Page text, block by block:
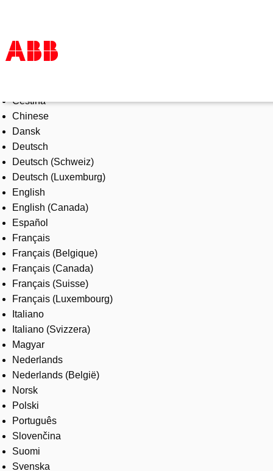
Products & Solutions
Industries
Services
About us
Where to buy
Contact us
Careers
Čeština
Chinese
Dansk
Deutsch
Deutsch (Schweiz)
Deutsch (Luxemburg)
English
English (Canada)
Español
Français
Français (Belgique)
Français (Canada)
Français (Suisse)
Français (Luxembourg)
Italiano
Italiano (Svizzera)
Magyar
Nederlands
Nederlands (België)
Norsk
Polski
Português
Slovenčina
Suomi
Svenska